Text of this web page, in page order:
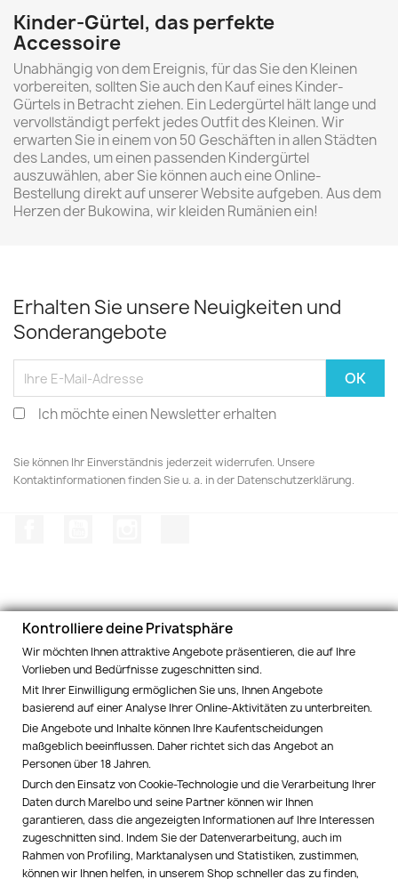
Kinder-Gürtel, das perfekte
Accessoire
Unabhängig von dem Ereignis, für das Sie den Kleinen
vorbereiten, sollten Sie auch den Kauf eines Kinder-
Gürtels in Betracht ziehen. Ein Ledergürtel hält lange und
vervollständigt perfekt jedes Outfit des Kleinen. Wir
erwarten Sie in einem von 50 Geschäften in allen Städten
des Landes, um einen passenden Kindergürtel
auszuwählen, aber Sie können auch eine Online-
Bestellung direkt auf unserer Website aufgeben. Aus dem
Herzen der Bukowina, wir kleiden Rumänien ein!
Erhalten Sie unsere Neuigkeiten und
Sonderangebote
Ich möchte einen Newsletter erhalten
Sie können Ihr Einverständnis jederzeit widerrufen. Unsere
Kontaktinformationen finden Sie u. a. in der Datenschutzerklärung.
PRODUKTE
INFORMATIONEN UND BEDINGUNGEN
SOZIALE NETZWERKE
MARELBO EUROPE
IHR KONTO 
SHOP-EINSTELLUNGEN keyboard_arrow_down
Kontrolliere deine Privatsphäre
Wir möchten Ihnen attraktive Angebote präsentieren, die auf Ihre
Vorlieben und Bedürfnisse zugeschnitten sind.
Mit Ihrer Einwilligung ermöglichen Sie uns, Ihnen Angebote
basierend auf einer Analyse Ihrer Online-Aktivitäten zu unterbreiten.
Die Angebote und Inhalte können Ihre Kaufentscheidungen
maßgeblich beeinflussen. Daher richtet sich das Angebot an
Personen über 18 Jahren.
Durch den Einsatz von Cookie-Technologie und die Verarbeitung Ihrer
Daten durch Marelbo und seine Partner können wir Ihnen
garantieren, dass die angezeigten Informationen auf Ihre Interessen
zugeschnitten sind. Indem Sie der Datenverarbeitung, auch im
Rahmen von Profiling, Marktanalysen und Statistiken, zustimmen,
können wir Ihnen helfen, in unserem Shop schneller das zu finden,